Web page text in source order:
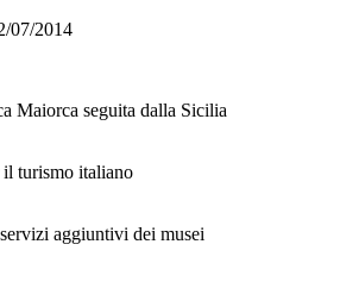
07/2014
Maiorca seguita dalla Sicilia
turismo italiano
aggiuntivi dei musei